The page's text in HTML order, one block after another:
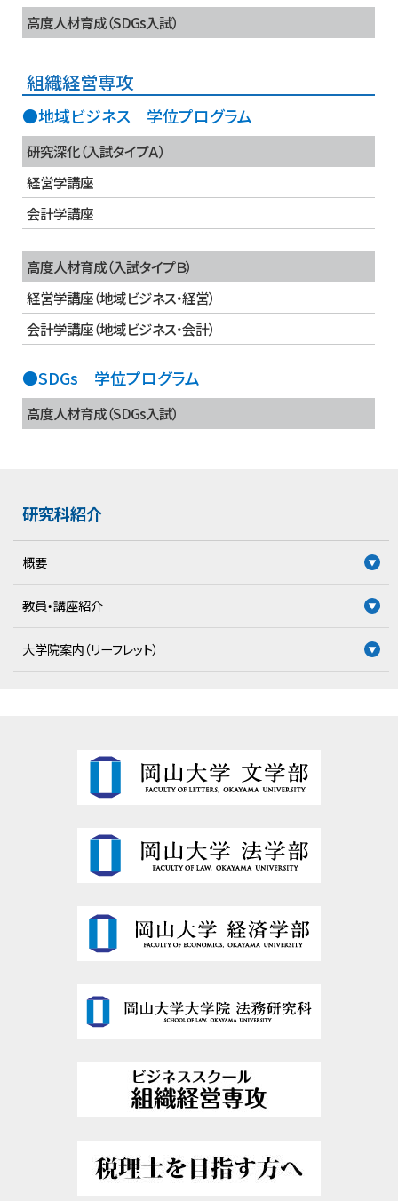
高度人材育成（SDGs入試）
組織経営専攻
●地域ビジネス 学位プログラム
研究深化（入試タイプＡ）
経営学講座
会計学講座
高度人材育成（入試タイプＢ）
経営学講座（地域ビジネス・経営）
会計学講座（地域ビジネス・会計）
●SDGs 学位プログラム
高度人材育成（SDGs入試）
研究科紹介
概要
教員・講座紹介
大学院案内（リーフレット）